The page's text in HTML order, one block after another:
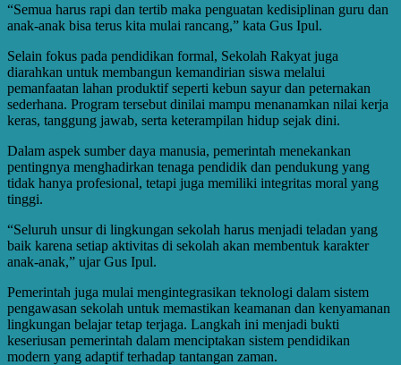
“Semua harus rapi dan tertib maka penguatan kedisiplinan guru dan
anak-anak bisa terus kita mulai rancang,” kata Gus Ipul.
Selain fokus pada pendidikan formal, Sekolah Rakyat juga
diarahkan untuk membangun kemandirian siswa melalui
pemanfaatan lahan produktif seperti kebun sayur dan peternakan
sederhana. Program tersebut dinilai mampu menanamkan nilai kerja
keras, tanggung jawab, serta keterampilan hidup sejak dini.
Dalam aspek sumber daya manusia, pemerintah menekankan
pentingnya menghadirkan tenaga pendidik dan pendukung yang
tidak hanya profesional, tetapi juga memiliki integritas moral yang
tinggi.
“Seluruh unsur di lingkungan sekolah harus menjadi teladan yang
baik karena setiap aktivitas di sekolah akan membentuk karakter
anak-anak,” ujar Gus Ipul.
Pemerintah juga mulai mengintegrasikan teknologi dalam sistem
pengawasan sekolah untuk memastikan keamanan dan kenyamanan
lingkungan belajar tetap terjaga. Langkah ini menjadi bukti
keseriusan pemerintah dalam menciptakan sistem pendidikan
modern yang adaptif terhadap tantangan zaman.